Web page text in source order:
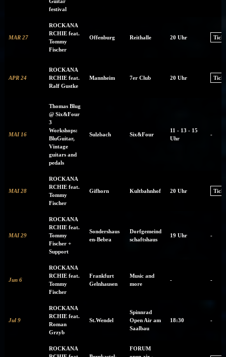
festival
MAR 27
ROCKANA
RCHIE feat.
Tommy
Fischer
Offenburg Reithalle 20 Uhr
APR 24
ROCKANA
RCHIE feat.
Ralf Gustke
Mannheim 7er Club 20 Uhr
MAI 16
Thomas Blug
@ Six&Four
3
Workshops:
BluGuitar,
Vintage
guitars and
pedals
Sulzbach Six&Four
11 - 13 - 15
Uhr
-
MAI 28
ROCKANA
RCHIE feat.
Tommy
Fischer
Gifhorn Kultbahnhof 20 Uhr
MAI 29
ROCKANA
RCHIE feat.
Tommy
Fischer +
Support
Sondershaus
en-Bebra
Dorfgemeind
schaftshaus
19 Uhr -
Jun 6
ROCKANA
RCHIE feat.
Tommy
Fischer
Frankfurt
Gelnhausen
Music and
more
- -
Jul 9
ROCKANA
RCHIE feat.
Roman
Grzyb
St.Wendel
Spinnrad
Open Air am
Saalbau
18:30 -
ROCKANA
FORUM